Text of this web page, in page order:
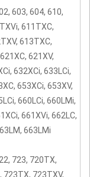
603, 604, 610,
611TXC,
613TXC,
621XV,
632XCi, 633LCi,
653XCi, 653XV,
660LCi, 660LMi,
661XVi, 662LC,
663LMi
723, 720TX,
723TX, 723TXV,